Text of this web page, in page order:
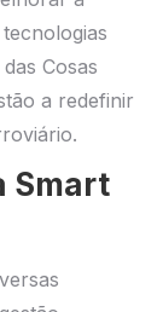
Cosas
a redefinir
Smart